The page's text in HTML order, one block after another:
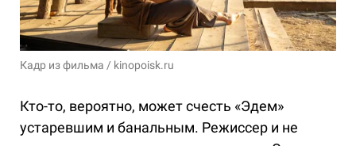
Кадр из фильма / kinopoisk.ru
Кто-то, вероятно, может счесть «Эдем»
устаревшим и банальным. Режиссер и не